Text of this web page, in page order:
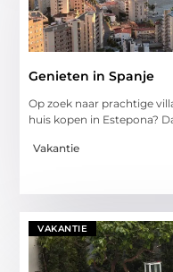
Genieten in Spanje
Op zoek naar prachtige
huis kopen in Estepona?
Vakantie
VAKANTIE